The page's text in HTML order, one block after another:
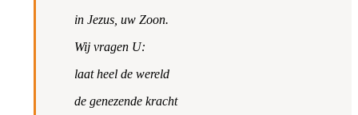
in Jezus, uw Zoon.
Wij vragen U:
laat heel de wereld
de genezende kracht